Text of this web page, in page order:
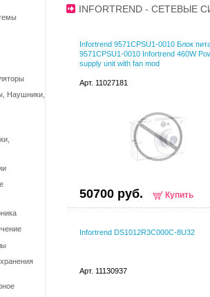
INFORTREND -
Infortrend 9571CPSU1-0010 Блок
9571CPSU1-0010 Infortrend 460W
supply unit with fan mod
Арт. 11027181
50700 руб. Купить
Infortrend DS1012R3C000C-8U32
Арт. 11130937
Наушники,